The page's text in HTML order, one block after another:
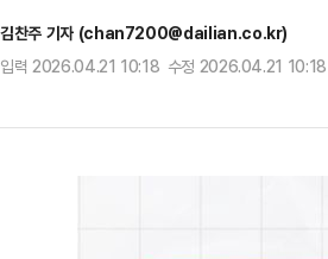
김찬주 기자 (chan7200@dailian.co.kr)
입력 2026.04.21 10:18 수정 2026.04.21 10:18